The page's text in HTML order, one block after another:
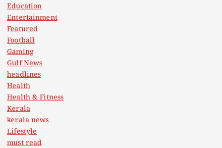
Education
Entertainment
Featured
Football
Gaming
Gulf News
headlines
Health
Health & Fitness
Kerala
kerala news
Lifestyle
must read